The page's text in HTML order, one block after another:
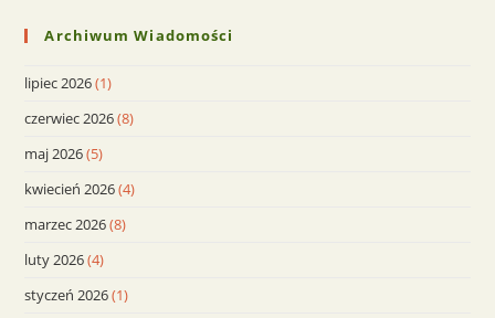
Archiwum Wiadomości
lipiec 2026(1)
czerwiec 2026(8)
maj 2026(5)
kwiecień 2026(4)
marzec 2026(8)
luty 2026(4)
styczeń 2026(1)